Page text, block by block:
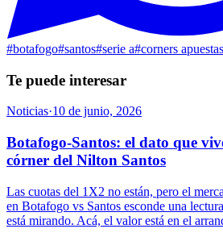
#botafogo#santos#serie a#corners apuestas
Te puede interesar
Noticias·10 de junio, 2026
Botafogo-Santos: el dato que
córner del Nilton Santos
Las cuotas del 1X2 no están, pero el
en Botafogo vs Santos esconde una
está mirando. Acá, el valor está en el